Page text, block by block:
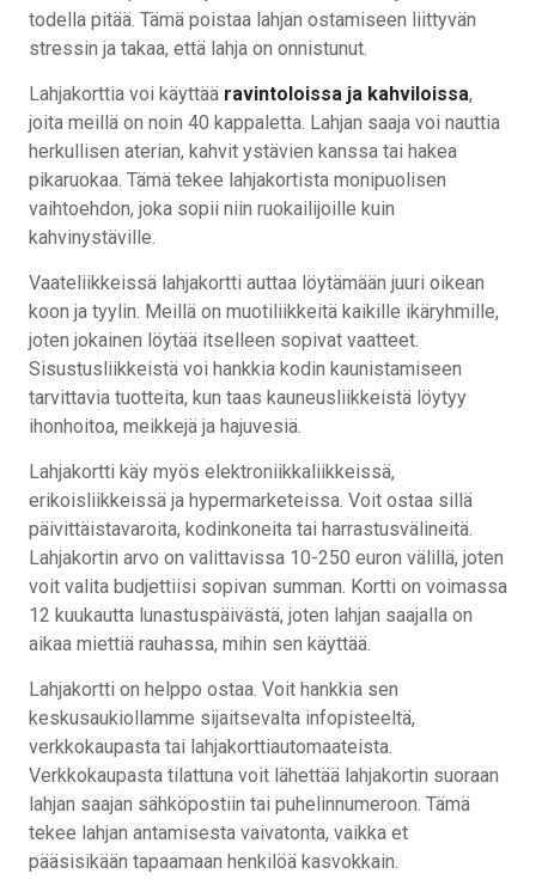
todella pitää. Tämä poistaa lahjan ostamiseen liittyvän
stressin ja takaa, että lahja on onnistunut.
Lahjakorttia voi käyttää ravintoloissa ja kahviloissa,
joita meillä on noin 40 kappaletta. Lahjan saaja voi nauttia
herkullisen aterian, kahvit ystävien kanssa tai hakea
pikaruokaa. Tämä tekee lahjakortista monipuolisen
vaihtoehdon, joka sopii niin ruokailijoille kuin
kahvinystäville.
Vaateliikkeissä lahjakortti auttaa löytämään juuri oikean
koon ja tyylin. Meillä on muotiliikkeitä kaikille ikäryhmille,
joten jokainen löytää itselleen sopivat vaatteet.
Sisustusliikkeistä voi hankkia kodin kaunistamiseen
tarvittavia tuotteita, kun taas kauneusliikkeistä löytyy
ihonhoitoa, meikkejä ja hajuvesiä.
Lahjakortti käy myös elektroniikkaliikkeissä,
erikoisliikkeissä ja hypermarketeissa. Voit ostaa sillä
päivittäistavaroita, kodinkoneita tai harrastusvälineitä.
Lahjakortin arvo on valittavissa 10-250 euron välillä, joten
voit valita budjettiisi sopivan summan. Kortti on voimassa
12 kuukautta lunastuspäivästä, joten lahjan saajalla on
aikaa miettiä rauhassa, mihin sen käyttää.
Lahjakortti on helppo ostaa. Voit hankkia sen
keskusaukiollamme sijaitsevalta infopisteeltä,
verkkokaupasta tai lahjakorttiautomaateista.
Verkkokaupasta tilattuna voit lähettää lahjakortin suoraan
lahjan saajan sähköpostiin tai puhelinnumeroon. Tämä
tekee lahjan antamisesta vaivatonta, vaikka et
pääsisikään tapaamaan henkilöä kasvokkain.